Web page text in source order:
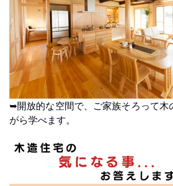
➥開放的な空間で、ご家族そろって木
がら学べます。